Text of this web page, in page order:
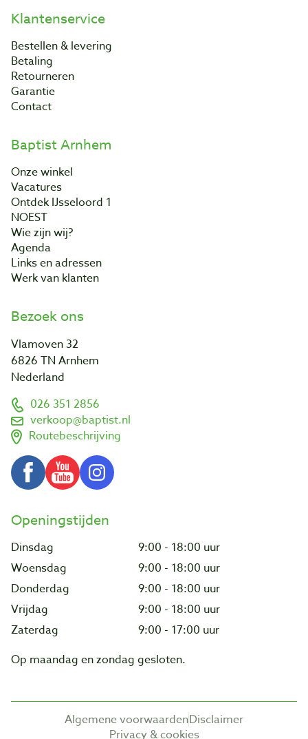
Klantenservice
Bestellen & levering
Betaling
Retourneren
Garantie
Contact
Baptist Arnhem
Onze winkel
Vacatures
Ontdek IJsseloord 1
NOEST
Wie zijn wij?
Agenda
Links en adressen
Werk van klanten
Bezoek ons
Vlamoven 32
6826 TN Arnhem
Nederland
026 351 2856
verkoop@baptist.nl
Routebeschrijving
Openingstijden
Dinsdag
9:00 - 18:00 uur
Woensdag
9:00 - 18:00 uur
Donderdag
9:00 - 18:00 uur
Vrijdag
9:00 - 18:00 uur
Zaterdag
9:00 - 17:00 uur
Op maandag en zondag gesloten.
Algemene voorwaardenDisclaimer
Privacy & cookies